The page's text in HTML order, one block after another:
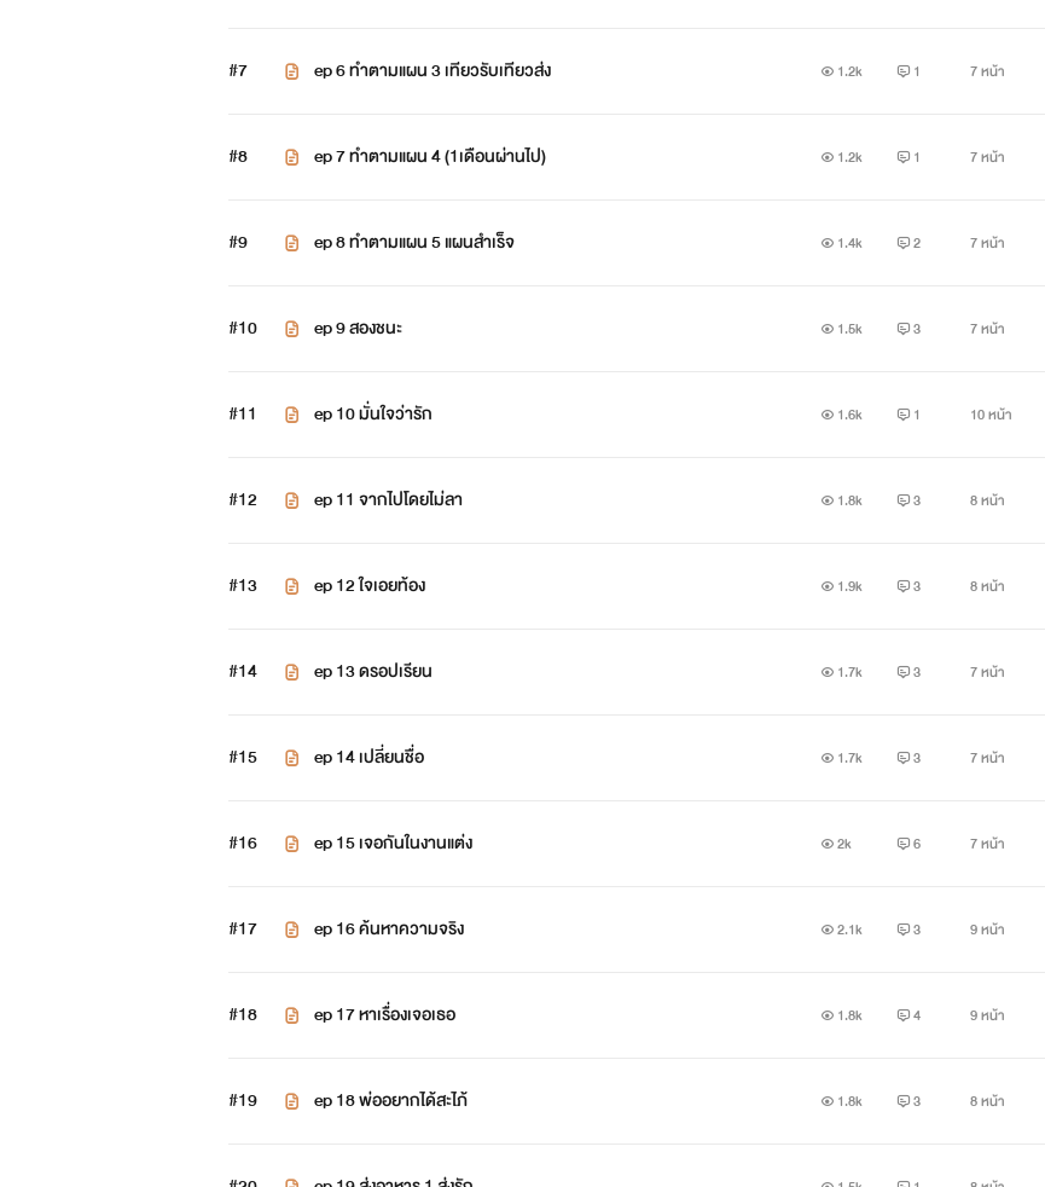
เป็นหญิงสาวที่ได้ทุนไปเรียนต่อที่ต่างประเทศและได้ไปพบเจอกับสองที่ผับแห่งหนึ่ง
ใจเอยได้เรียนต่อต่างประเทศก็จริง แต่ก็ได้ด้วยทุนจากมหาวิทยาลัยซึ่งเป็นทุนเรียนดี ใจเอยต้อง
หนุ่มๆต่างก็หลงใหล แต่ใจเอยก็ได้แต่ทำงานไม่เคยตกร่องปล่องชิ้นและไม่เคยเสียท่าให้กับหนุ่มฝรั่
จนกระทั่งมาถูกสองหลอกฟันและแกล้งทำดี เมื่อรู้ความจริงใจเอยเจ็บปวดหัวใจเป็นอย่างมาก ใ
ใจเอยจะไม่ลังเลเลยที่จะแก้แค้น
#7 ep 6 ทำตามแผน 3 เทียวรับเทียวส่ง 1.2k 1 7 หน้า
#8 ep 7 ทำตามแผน 4 (1เดือนผ่านไป) 1.2k 1 7 หน้า
#9 ep 8 ทำตามแผน 5 แผนสำเร็จ 1.4k 2 7 หน้า
#10 ep 9 สองชนะ 1.5k 3 7 หน้า
#11 ep 10 มั่นใจว่ารัก 1.6k 1 10 หน้า
#12 ep 11 จากไปโดยไม่ลา 1.8k 3 8 หน้า
#13 ep 12 ใจเอยท้อง 1.9k 3 8 หน้า
#14 ep 13 ดรอปเรียน 1.7k 3 7 หน้า
#15 ep 14 เปลี่ยนชื่อ 1.7k 3 7 หน้า
#16 ep 15 เจอกันในงานแต่ง 2k 6 7 หน้า
#17 ep 16 ค้นหาความจริง 2.1k 3 9 หน้า
#18 ep 17 หาเรื่องเจอเธอ 1.8k 4 9 หน้า
#19 ep 18 พ่ออยากได้สะไภ้ 1.8k 3 8 หน้า